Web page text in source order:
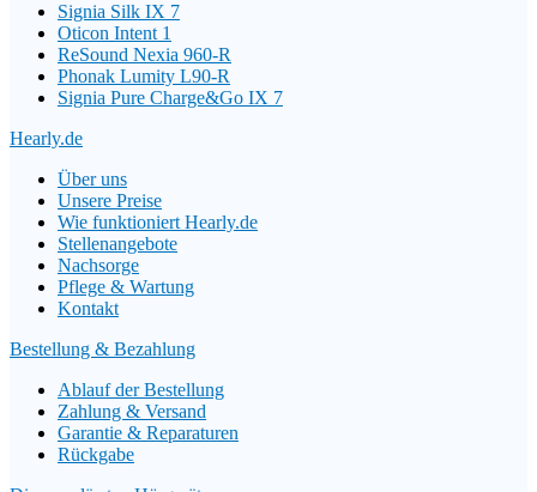
Signia Silk IX 7
Oticon Intent 1
ReSound Nexia 960-R
Phonak Lumity L90-R
Signia Pure Charge&Go IX 7
Hearly.de
Über uns
Unsere Preise
Wie funktioniert Hearly.de
Stellenangebote
Nachsorge
Pflege & Wartung
Kontakt
Bestellung & Bezahlung
Ablauf der Bestellung
Zahlung & Versand
Garantie & Reparaturen
Rückgabe